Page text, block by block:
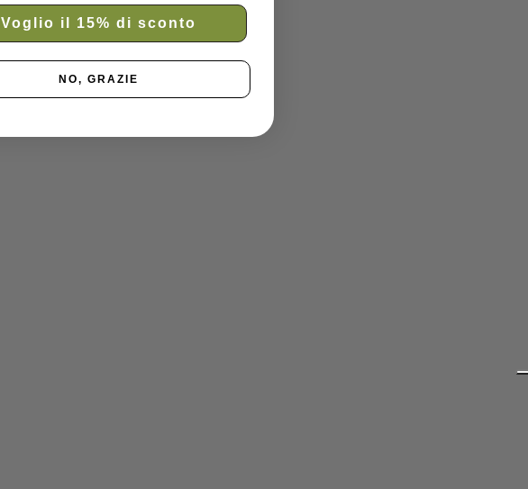
Voglio il 15% di sconto
NO, GRAZIE